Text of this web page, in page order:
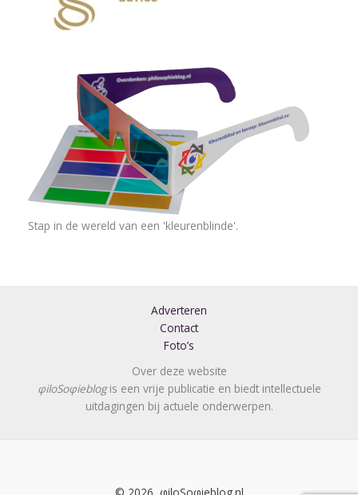
Stap in de wereld van een 'kleurenblinde'.
Adverteren
Contact
Foto’s
Over deze website
φiloSoφieblogis een vrije publicatie en biedt intellectuele
uitdagingen bij actuele onderwerpen.